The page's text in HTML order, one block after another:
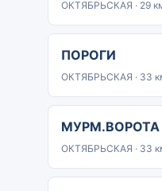
ОКТЯБРЬСКАЯ · 29
ПОРОГИ
ОКТЯБРЬСКАЯ · 33
МУРМ.ВОРОТА
ОКТЯБРЬСКАЯ · 33